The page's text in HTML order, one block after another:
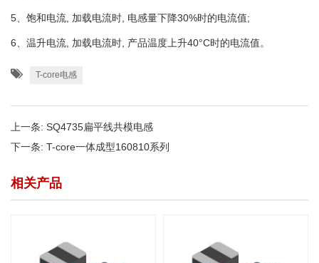
5、饱和电流, 加载电流时, 电感量下降30%时的电流值;
6、温升电流, 加载电流时, 产品温度上升40°C时的电流值。
T-core电感
上一条: SQ4735扁平线共模电感
下一条: T-core一体成型160810系列
相关产品